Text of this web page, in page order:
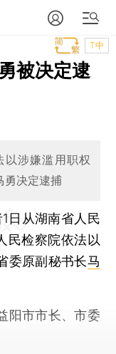
T中
被决定逮
涉嫌滥用职权
勇决定逮捕
从湖南省人民
民检察院依法以
委原副秘书长马
市市长、市委